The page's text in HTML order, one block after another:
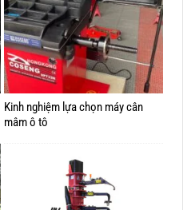
Kinh nghiệm lựa chọn máy cân
mâm ô tô